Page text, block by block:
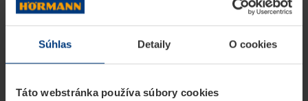
Súhlas Detaily O cookies
Táto webstránka používa súbory cookies